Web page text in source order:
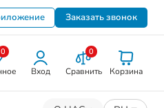
Заказать звонок
0
Вход
0
Сравнить Корзина